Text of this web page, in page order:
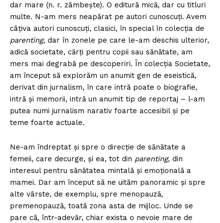
dar mare (n. r. zâmbeşte). O editură mică, dar cu titluri
multe. N-am mers neapărat pe autori cunoscuți. Avem
câțiva autori cunoscuți, clasici, în special în colecţia de
parenting, dar în zonele pe care le-am deschis ulterior,
adică societate, cărți pentru copii sau sănătate, am
mers mai degrabă pe descoperiri. În colecţia Societate,
am început să explorăm un anumit gen de eseistică,
derivat din jurnalism, în care intră poate o biografie,
intră și memorii, intră un anumit tip de reportaj – l-am
putea numi jurnalism narativ foarte accesibil și pe
teme foarte actuale.
Ne-am îndreptat și spre o direcţie de sănătate a
femeii, care decurge, și ea, tot din parenting, din
interesul pentru sănătatea mintală și emoțională a
mamei. Dar am început să ne uităm panoramic și spre
alte vârste, de exemplu, spre menopauză,
premenopauză, toată zona asta de mijloc. Unde se
pare că, într-adevăr, chiar exista o nevoie mare de